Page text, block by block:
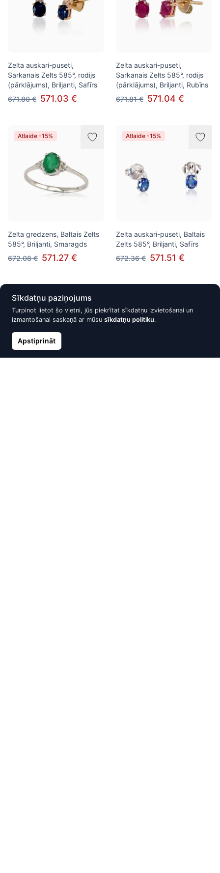
Zelta auskari-puseti,
Sarkanais Zelts 585°, rodijs
(pārklājums), Briljanti, Safīrs
671.80 € 571.03 €
Zelta auskari-puseti,
Sarkanais Zelts 585°, rodijs
(pārklājums), Briljanti, Rubīns
671.81 € 571.04 €
Atlaide -15%
Zelta gredzens, Baltais Zelts
585°, Briljanti, Smaragds
672.08 € 571.27 €
Atlaide -15%
Zelta auskari-puseti, Baltais
Zelts 585°, Briljanti, Safīrs
672.36 € 571.51 €
Atlaide -15%
Sīkdatņu paziņojums
Turpinot lietot šo vietni, jūs piekrītat sīkdatņu izvietošanai un
izmantošanai saskaņā ar mūsu sīkdatņu politiku.
Apstiprināt